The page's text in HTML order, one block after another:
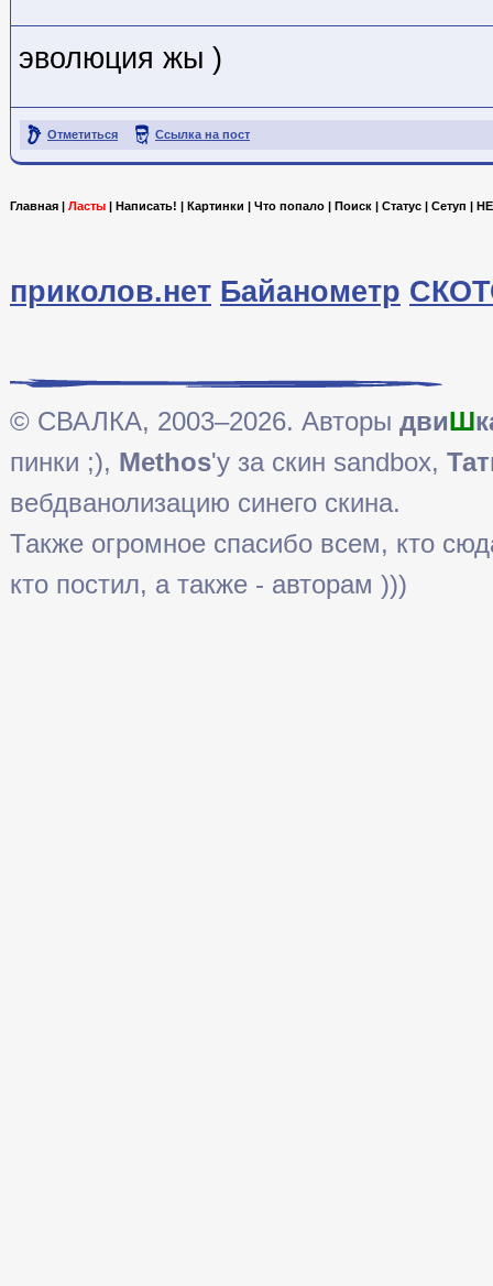
эволюция жы )
Отметиться Ссылка на пост
Главная | Ласты | Написать! | Картинки | Что попало | Поиск | Статус | Сетуп |
приколов.нет Байанометр
© СВАЛКА, 2003–2026. Авторы двиШ
пинки ;), Methos'у за скин sandbox,
вебдванолизацию синего скина.
Также огромное спасибо всем, кто
кто постил, а также - авторам )))